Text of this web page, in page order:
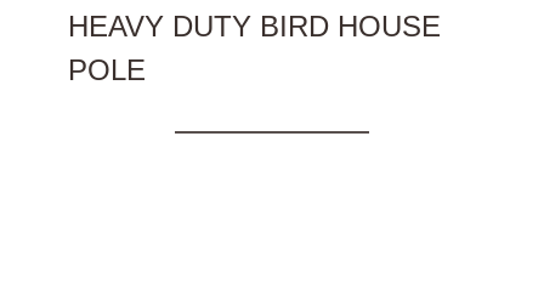
HEAVY DUTY BIRD HOUSE
POLE